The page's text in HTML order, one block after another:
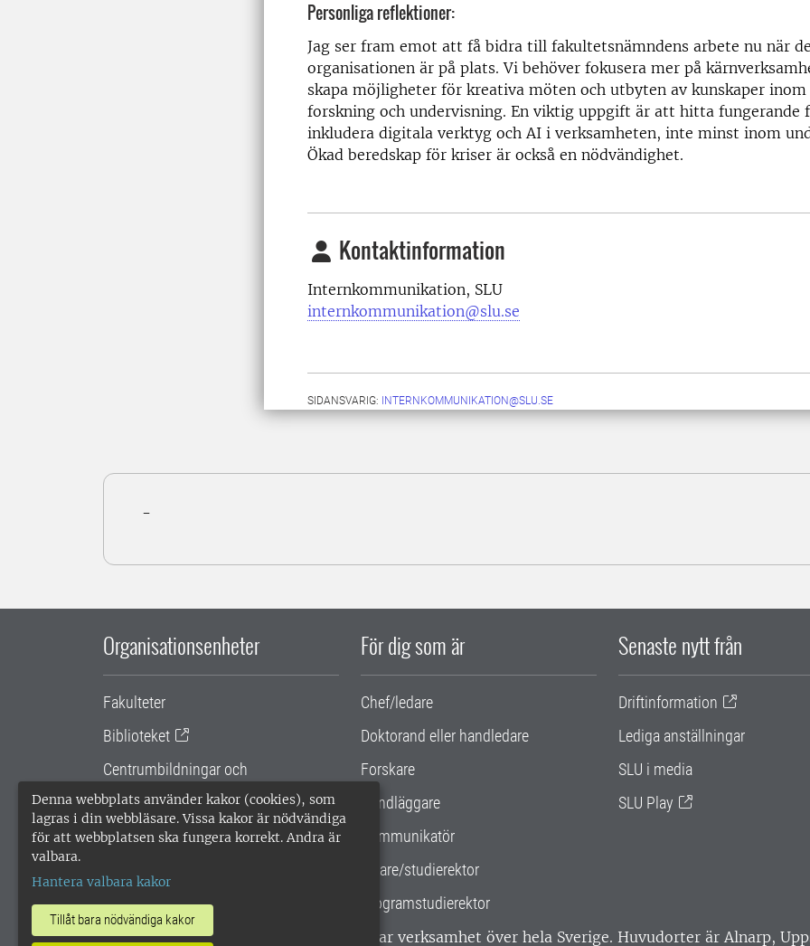
Denna webbplats använder kakor (cookies), som
lagras i din webbläsare. Vissa kakor är nödvändiga
för att webbplatsen ska fungera korrekt. Andra är
valbara.
Hantera valbara kakor
Tillåt bara nödvändiga kakor
Personliga reflektioner:
Jag ser fram emot att få bidra till fakultetsnämndens arbete nu när
organisationen är på plats. Vi behöver fokusera mer på
skapa möjligheter för kreativa möten och utbyten av kunskaper inom
forskning och undervisning. En viktig uppgift är att hitta fungerande
inkludera digitala verktyg och AI i verksamheten, inte minst inom
Ökad beredskap för kriser är också en nödvändighet.
Kontaktinformation
Internkommunikation, SLU
internkommunikation@slu.se
SIDANSVARIG: INTERNKOMMUNIKATION@SLU.SE
-
Organisationsenheter
Fakulteter
Biblioteket
Centrumbildningar och
samarbetsprojekt
Gemensamma verksamhetsstödet
För dig som är
Chef/ledare
Doktorand eller handledare
Forskare
Handläggare
Kommunikatör
Lärare/studierektor
Programstudierektor
Senaste nytt från
Driftinformation
Lediga anställningar
SLU i media
SLU Play
SLU, Sveriges lantbruksuniversitet, har verksamhet över hela Sverige. Huvudorter är Alnarp,